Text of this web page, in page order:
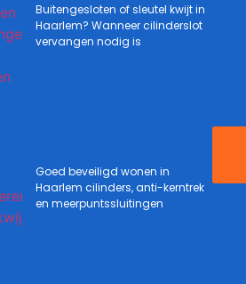
Buitengesloten of sleutel kwijt in
Haarlem? Wanneer cilinderslot
vervangen nodig is
Goed beveiligd wonen in
Haarlem cilinders, anti-kerntrek
en meerpuntssluitingen